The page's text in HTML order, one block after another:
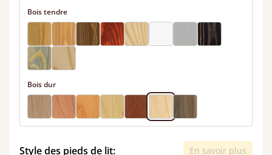
Bois tendre
Bois dur
Style des pieds de lit: En savoir plus